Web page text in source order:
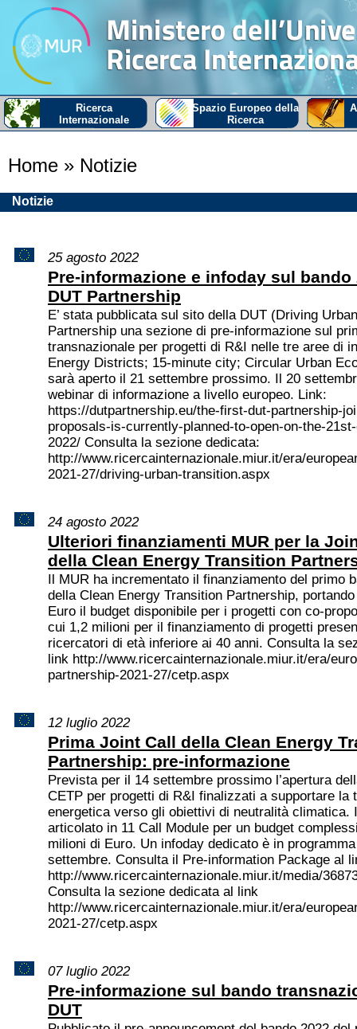
Ricerca
Internazionale
Spazio Europeo della
Ricerca
Home » Notizie
Notizie
25 agosto 2022
Pre-informazione e infoday sul bando
DUT Partnership
E’ stata pubblicata sul sito della DUT (Driving
Partnership una sezione di pre-informazione sul
transnazionale per progetti di R&I nelle tre aree di
Energy Districts; 15-minute city; Circular Urban
sarà aperto il 21 settembre prossimo. Il 20
webinar di informazione a livello europeo. Link:
https://dutpartnership.eu/the-first-dut-partnership-
proposals-is-currently-planned-to-open-on-the-
2022/ Consulta la sezione dedicata:
http://www.ricercainternazionale.miur.it/era/
2021-27/driving-urban-transition.aspx
24 agosto 2022
Ulteriori finanziamenti MUR per la
della Clean Energy Transition
Il MUR ha incrementato il finanziamento del primo
della Clean Energy Transition Partnership,
Euro il budget disponibile per i progetti con co-
cui 1,2 milioni per il finanziamento di progetti
ricercatori di età inferiore ai 40 anni. Consulta la
link http://www.ricercainternazionale.miur.it/era/
partnership-2021-27/cetp.aspx
12 luglio 2022
Prima Joint Call della Clean Energy
Partnership: pre-informazione
Prevista per il 14 settembre prossimo l’apertura
CETP per progetti di R&I finalizzati a supportare la
energetica verso gli obiettivi di neutralità climatica.
articolato in 11 Call Module per un budget
milioni di Euro. Un infoday dedicato è in
settembre. Consulta il Pre-information Package al
http://www.ricercainternazionale.miur.it/media/
Consulta la sezione dedicata al link
http://www.ricercainternazionale.miur.it/era/
2021-27/cetp.aspx
07 luglio 2022
Pre-informazione sul bando
DUT